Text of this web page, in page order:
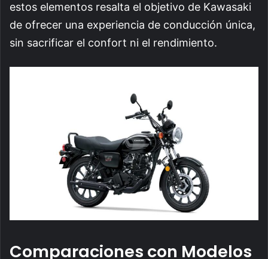
estos elementos resalta el objetivo de Kawasaki
de ofrecer una experiencia de conducción única,
sin sacrificar el confort ni el rendimiento.
Comparaciones con Modelos